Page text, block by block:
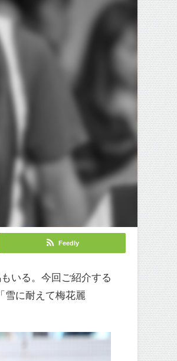
Feedly
いる。今回ご紹介する
雪に耐えて梅花麗